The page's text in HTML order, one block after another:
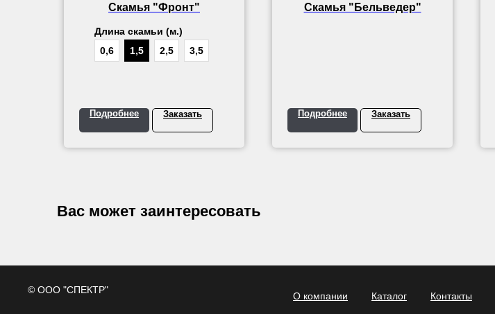
Скамья "Фронт"
Длина скамьи (м.)
0,6
1,5 2,5 3,5
Подробнее Заказать
Скамья "Бельведер"
Подробнее Заказать
Вас может заинтересовать
© ООО "СПЕКТР"
О компании Каталог Контакты